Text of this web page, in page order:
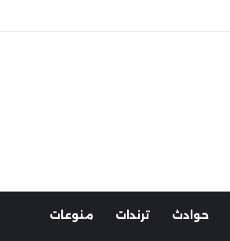
حوادث ترندات منوعات